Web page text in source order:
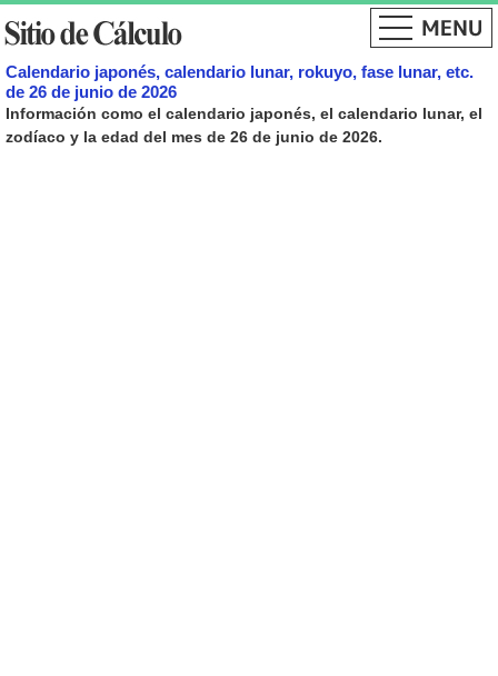
Calendario japonés, calendario lunar, rokuyo, fase lunar, etc.
de 26 de junio de 2026
Información como el calendario japonés, el calendario lunar, el
zodíaco y la edad del mes de 26 de junio de 2026.